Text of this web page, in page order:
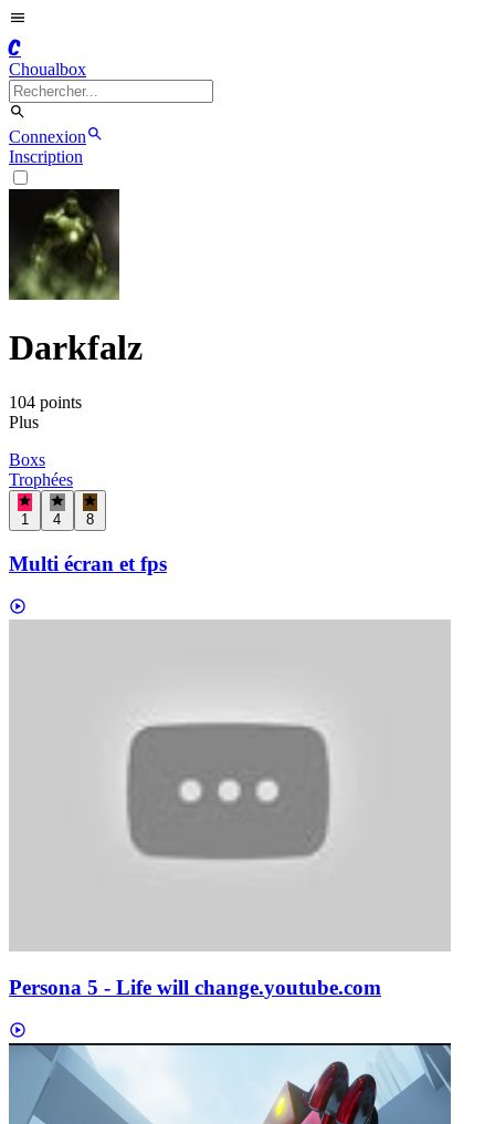
C
Choualbox
Connexion
Inscription
Darkfalz
104 points
Plus
Boxs
Trophées
1 4 8
Multi écran et fps
Persona 5 - Life will change.youtube.com